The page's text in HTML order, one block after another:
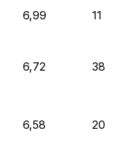
6,99 11
6,72 38
6,58 20